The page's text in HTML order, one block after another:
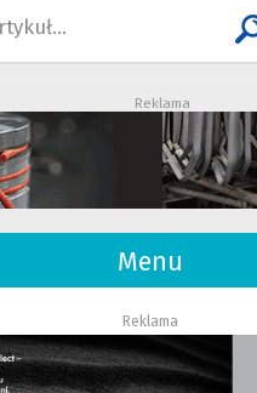
Reklama
Menu
Reklama